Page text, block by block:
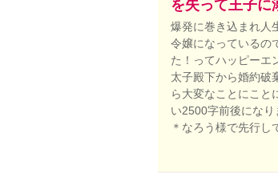
を失って王子に
爆発に巻き込まれ人
令嬢になっているの
た！ってハッピーエ
太子殿下から婚約破
ら大変なことにこと
い2500字前後にな
＊なろう様で先行し